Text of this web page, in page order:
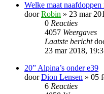
Welke maat
doorRobin » 23 mar
0 Reacties
4057 Weergaves
Laatste bericht
23 mar 2018,
20” Alpina’s onder e39
doorDion Lensen » 05
6 Reacties